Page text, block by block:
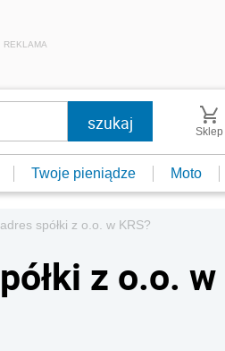
REKLAMA
Sklep
Twoje pieniądze Moto
spółki z o.o. w KRS?
z o.o. w